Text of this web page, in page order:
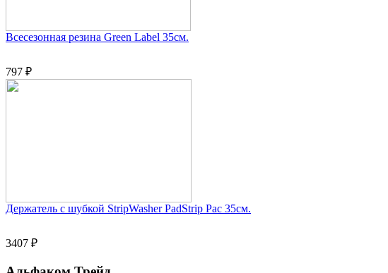
Всесезонная резина Green Label 35см.
797 ₽
Держатель с шубкой StripWasher PadStrip Pac 35см.
3407 ₽